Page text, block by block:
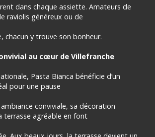
dans chaque assiette. Amateurs de
raviolis généreux ou de
chacun y trouve son bonheur.
au cœur de Villefranche
Pasta Bianca bénéficie d’un
pour une pause
conviviale, sa décoration
terrasse agréable en font